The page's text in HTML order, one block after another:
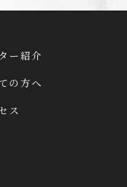
ー紹介
の方へ
ス